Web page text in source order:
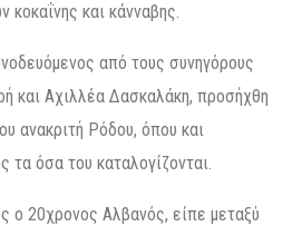
κοκαΐνης και κάνναβης.
από τους συνηγόρους
και Αχιλλέα Δασκαλάκη, προσήχθη
ανακριτή Ρόδου, όπου και
τα όσα του καταλογίζονται.
ο 20χρονος Αλβανός, είπε μεταξύ